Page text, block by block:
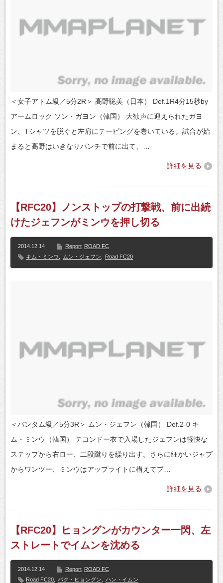
＜女子アトム級／5分2R＞ 高野聡美（日本） Def.1R4分15秒by
アームロック ソン・ガヨン（韓国） 大歓声に迎えられたガヨ
ン、Tシャツを脱ぐと左肩にテーピングを巻いている。試合が始
まると高野はいきなりパンチで前に出て、…
詳細を見る
【RFC20】ノンストップの打撃戦、前に出続
けたジェフンがミンウを押し切る
2014.12.14 Report ROAD FC
キム・ミンウ
ムン・ジェフン Road FC20
＜バンタム級／5分3R＞ ムン・ジェフン（韓国） Def.2-0 キ
ム・ミンウ（韓国） テコンドー衣で入場したジェフンは軽快な
ステップから右ロー、二段蹴りを繰り出す。さらに細かいジャブ
からワンツー、ミンウはアップライトに構えてプ…
詳細を見る
【RFC20】ヒョングンがカウンター一閃、左
ストレートでイムンを沈める
2014.12.14 Report ROAD FC
Road FC20
パク・ヒョングン ハン・イムン